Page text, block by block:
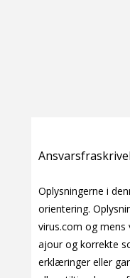
Oplysningerne i
orientering.
virus.com og
ajour og korrekte
erklæringer eller